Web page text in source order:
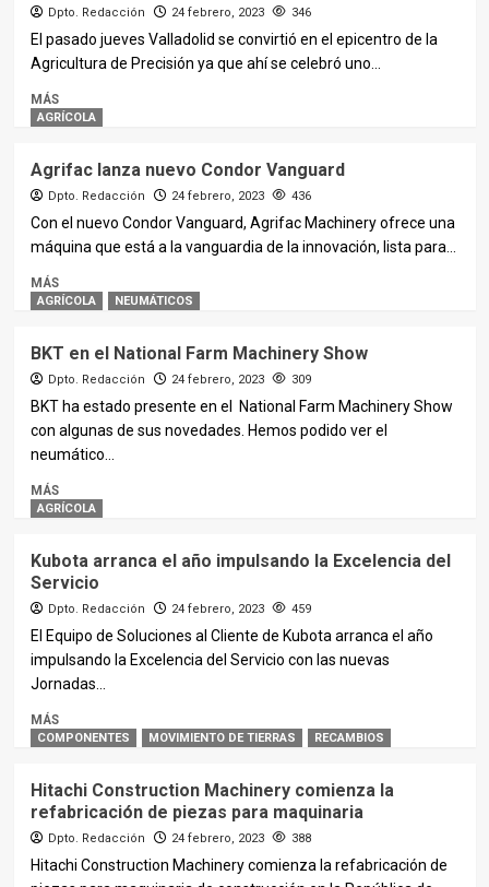
Dpto. Redacción 24 febrero, 2023 346
El pasado jueves Valladolid se convirtió en el epicentro de la
Agricultura de Precisión ya que ahí se celebró uno...
MÁS
AGRÍCOLA
Agrifac lanza nuevo Condor Vanguard
Dpto. Redacción 24 febrero, 2023 436
Con el nuevo Condor Vanguard, Agrifac Machinery ofrece una
máquina que está a la vanguardia de la innovación, lista para...
MÁS
AGRÍCOLA NEUMÁTICOS
BKT en el National Farm Machinery Show
Dpto. Redacción 24 febrero, 2023 309
BKT ha estado presente en el National Farm Machinery Show
con algunas de sus novedades. Hemos podido ver el
neumático...
MÁS
AGRÍCOLA
Kubota arranca el año impulsando la Excelencia del
Servicio
Dpto. Redacción 24 febrero, 2023 459
El Equipo de Soluciones al Cliente de Kubota arranca el año
impulsando la Excelencia del Servicio con las nuevas
Jornadas...
MÁS
COMPONENTES MOVIMIENTO DE TIERRAS RECAMBIOS
Hitachi Construction Machinery comienza la
refabricación de piezas para maquinaria
Dpto. Redacción 24 febrero, 2023 388
Hitachi Construction Machinery comienza la refabricación de